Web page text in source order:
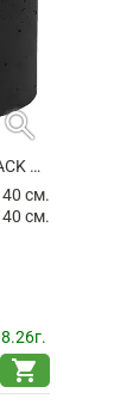
search
КАШПО ROUGH MAX M BLACK WASHED
40 см.
40 см.
shopping_cart